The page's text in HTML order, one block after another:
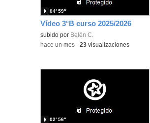
Vídeo 3°B curso 2025/2026
subido por Belén C.
04′ 59″
-hace un mes -23 visualizaciones
02′ 56″